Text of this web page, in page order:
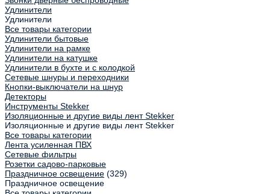
Удлинители
Удлинители
Все товары категории
Удлинители бытовые
Удлинители на рамке
Удлинители на катушке
Удлинители в бухте и с колодкой
Сетевые шнуры и переходники
Кнопки-выключатели на шнур
Детекторы
Инструменты Stekker
Изоляционные и другие виды лент Stekker
Изоляционные и другие виды лент Stekker
Все товары категории
Лента усиленная ПВХ
Сетевые фильтры
Розетки садово-парковые
Праздничное освещение (329)
Праздничное освещение